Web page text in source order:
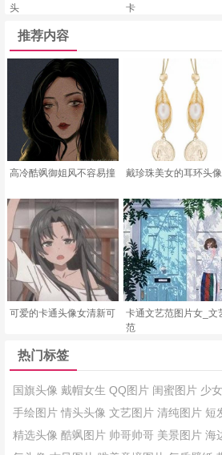
头
卡
推荐内容
高冷酷飒御姐风不容易撞 戴珍珠美女的耳环头
可爱的卡通头像女清新可
卡通文艺范图片女_文
范
热门标签
国旗头像 戴帽女生 QQ图片 闺蜜图片 少
手绘图片 情头头像 文艺图片 清纯图片 短
精选头像 酷飒图片 帅哥帅哥 美景图片 海